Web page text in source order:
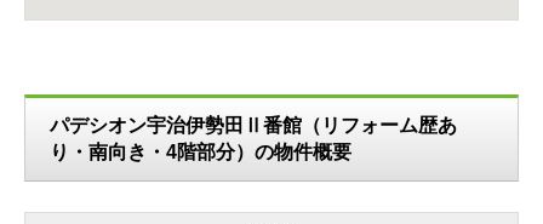
パデシオン宇治伊勢田Ⅱ番館（リフォーム歴あ
り・南向き・4階部分）の物件概要